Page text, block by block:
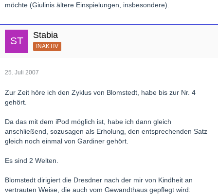
möchte (Giulinis ältere Einspielungen, insbesondere).
Stabia
INAKTIV
25. Juli 2007
Zur Zeit höre ich den Zyklus von Blomstedt, habe bis zur Nr. 4
gehört.
Da das mit dem iPod möglich ist, habe ich dann gleich
anschließend, sozusagen als Erholung, den entsprechenden Satz
gleich noch einmal von Gardiner gehört.
Es sind 2 Welten.
Blomstedt dirigiert die Dresdner nach der mir von Kindheit an
vertrauten Weise, die auch vom Gewandthaus gepflegt wird: